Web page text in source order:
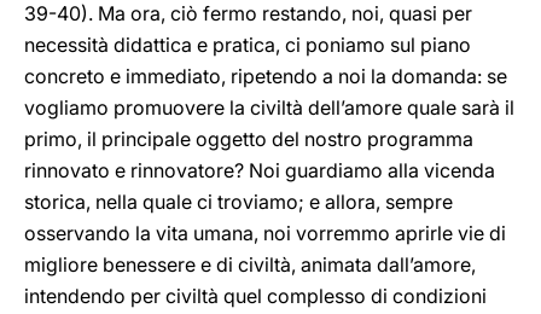
39-40). Ma ora, ciò fermo restando, noi, quasi per
necessità didattica e pratica, ci poniamo sul piano
concreto e immediato, ripetendo a noi la domanda: se
vogliamo promuovere la civiltà dell’amore quale sarà il
primo, il principale oggetto del nostro programma
rinnovato e rinnovatore? Noi guardiamo alla vicenda
storica, nella quale ci troviamo; e allora, sempre
osservando la vita umana, noi vorremmo aprirle vie di
migliore benessere e di civiltà, animata dall’amore,
intendendo per civiltà quel complesso di condizioni